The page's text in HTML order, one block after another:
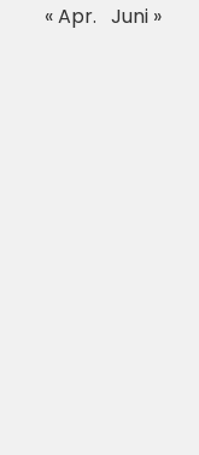
« Apr. Juni »